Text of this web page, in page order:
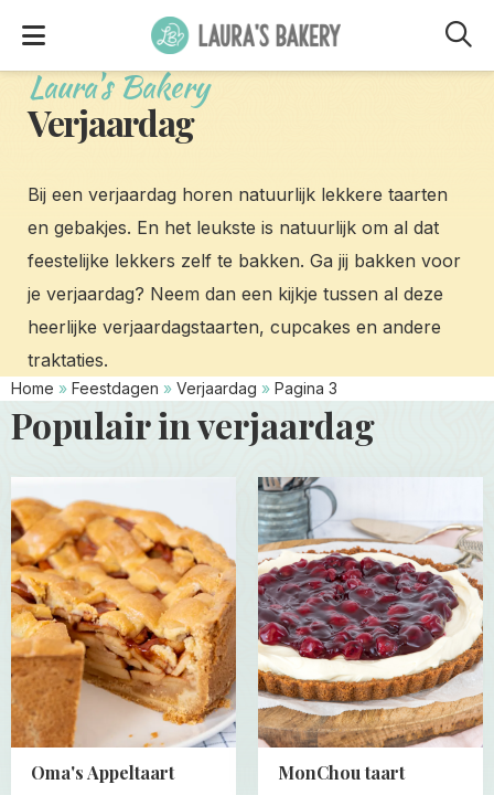
Laura's Bakery
Verjaardag
Bij een verjaardag horen natuurlijk lekkere taarten
en gebakjes. En het leukste is natuurlijk om al dat
feestelijke lekkers zelf te bakken. Ga jij bakken voor
je verjaardag? Neem dan een kijkje tussen al deze
heerlijke verjaardagstaarten, cupcakes en andere
traktaties.
Home » Feestdagen » Verjaardag » Pagina 3
Populair in verjaardag
Oma's Appeltaart
more
about
Oma's
Appeltaart
MonChou taart
Read
more
about
MonChou
taart